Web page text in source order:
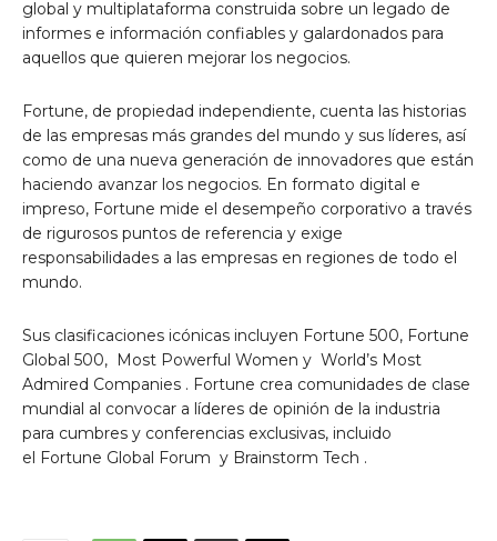
global y multiplataforma construida sobre un legado de
informes e información confiables y galardonados para
aquellos que quieren mejorar los negocios.
Fortune, de propiedad independiente, cuenta las historias
de las empresas más grandes del mundo y sus líderes, así
como de una nueva generación de innovadores que están
haciendo avanzar los negocios. En formato digital e
impreso, Fortune mide el desempeño corporativo a través
de rigurosos puntos de referencia y exige
responsabilidades a las empresas en regiones de todo el
mundo.
Sus clasificaciones icónicas incluyen Fortune 500, Fortune
Global 500,
Most Powerful Women y World’s Most
Admired Companies . Fortune crea comunidades de clase
mundial al convocar a líderes de opinión de la industria
para cumbres y conferencias exclusivas, incluido
el
Fortune Global Forum y Brainstorm Tech .